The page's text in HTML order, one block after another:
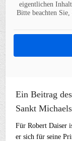
eigentlichen
Bitte beachten
Ein Beitrag
Sankt
Für Robert Daiser
er sich für seine